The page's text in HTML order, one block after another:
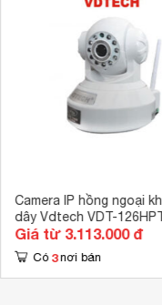
Camera IP hồng ngoại
dây Vdtech VDT-
Giá từ 3.113.000 đ
Có 3 nơi bán